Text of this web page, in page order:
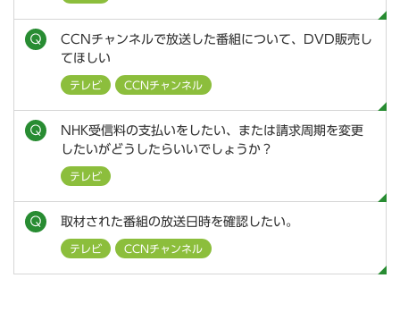
CCNチャンネルで放送した番組について、DVD販売し
てほしい
テレビ CCNチャンネル
NHK受信料の支払いをしたい、または請求周期を変更
したいがどうしたらいいでしょうか？
テレビ
取材された番組の放送日時を確認したい。
テレビ CCNチャンネル